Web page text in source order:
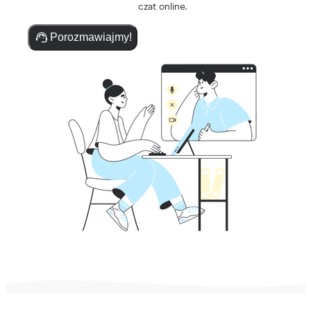
czat online.
Porozmawiajmy!